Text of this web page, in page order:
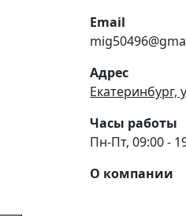
Email
Адрес
Екатеринбург,
Часы работы
Пн-Пт, 09:00 -
О компании